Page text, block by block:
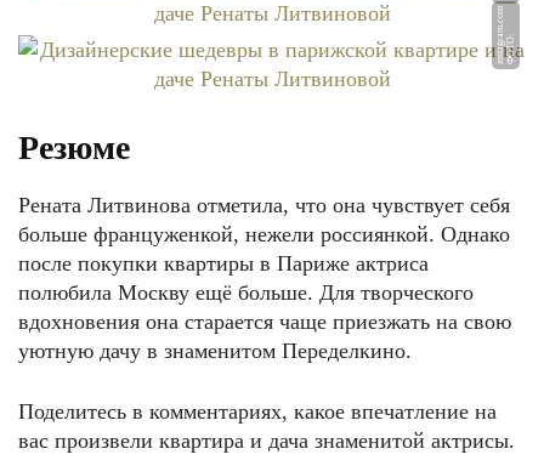
Ф
О
Т
О:
i
n
st
a
g
r
a
m.
c
o
m
Резюме
Рената Литвинова отметила, что она чувствует себя
больше француженкой, нежели россиянкой. Однако
после покупки квартиры в Париже актриса
полюбила Москву ещё больше. Для творческого
вдохновения она старается чаще приезжать на свою
уютную дачу в знаменитом Переделкино.
Поделитесь в комментариях, какое впечатление на
вас произвели квартира и дача знаменитой актрисы.